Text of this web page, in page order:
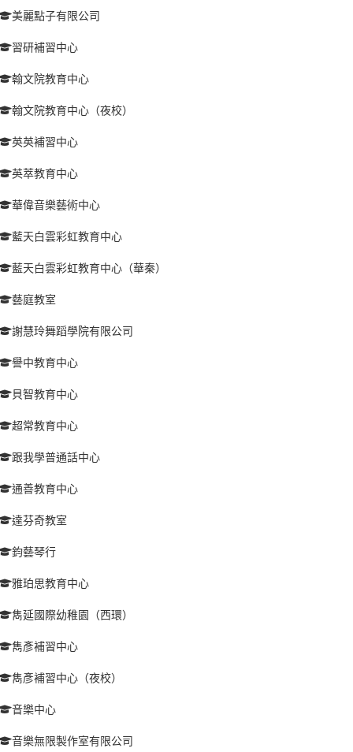
美麗點子有限公司
習研補習中心
翰文院教育中心
翰文院教育中心（夜校）
英英補習中心
英萃教育中心
華偉音樂藝術中心
藍天白雲彩虹教育中心
藍天白雲彩虹教育中心（華秦）
藝庭教室
謝慧玲舞蹈學院有限公司
譽中教育中心
貝智教育中心
超常教育中心
跟我學普通話中心
通善教育中心
達芬奇教室
鈞藝琴行
雅珀思教育中心
雋延國際幼稚園（西環）
雋彥補習中心
雋彥補習中心（夜校）
音樂中心
音樂無限製作室有限公司